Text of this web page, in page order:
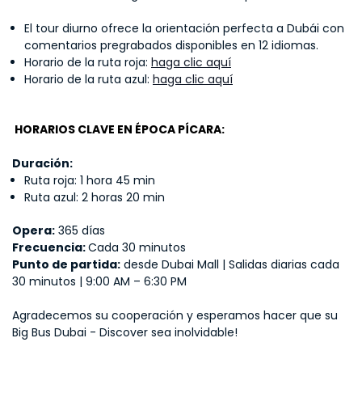
El tour diurno ofrece la orientación perfecta a Dubái con
comentarios pregrabados disponibles en 12 idiomas.
Horario de la ruta roja: haga clic aquí
Horario de la ruta azul: haga clic aquí
HORARIOS CLAVE EN ÉPOCA PÍCARA:
Duración:
Ruta roja: 1 hora 45 min
Ruta azul: 2 horas 20 min
Opera: 365 días
Frecuencia:Cada 30 minutos
Punto de partida: desde Dubai Mall | Salidas diarias cada
30 minutos | 9:00 AM – 6:30 PM
Agradecemos su cooperación y esperamos hacer que su
Big Bus Dubai - Discover sea inolvidable!